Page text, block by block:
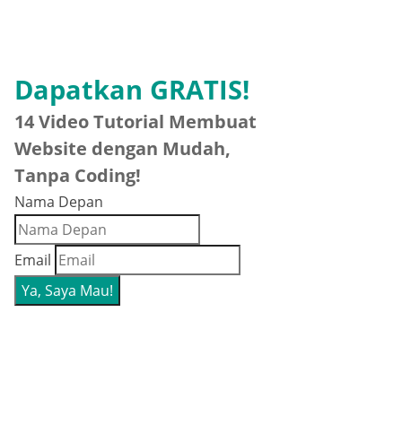
Dapatkan GRATIS!
14 Video Tutorial Membuat
Website dengan Mudah,
Tanpa Coding!
Nama Depan
Email